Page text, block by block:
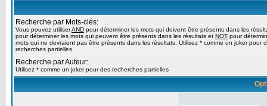
Recherche par Mots-clés:
Vous pouvez utiliserAND pour déterminer les mots qui doivent être présents dans les
pour déterminer les mots qui peuvent être présents dans les résultats et NOT pour
mots qui ne devraient pas être présents dans les résultats. Utilisez * comme un joker pour
recherches partielles
Recherche par Auteur:
Utilisez * comme un joker pour des recherches partielles